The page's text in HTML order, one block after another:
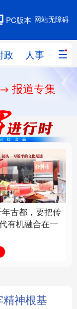
网站无障碍
PC版本
政 人事 国际
人事
教育
体育
军事
政务
溯源中国
报道专集
年古都，要把传
有机融合在一
精神根基